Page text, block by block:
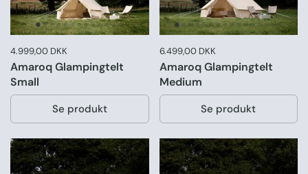
Pris:
4.999,00 DKK
Amaroq Glampingtelt
Small
Se produkt
Pris:
6.499,00 DKK
Amaroq Glampingtelt
Medium
Se produkt